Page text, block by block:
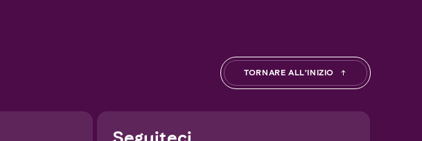
TORNARE ALL’INIZIO